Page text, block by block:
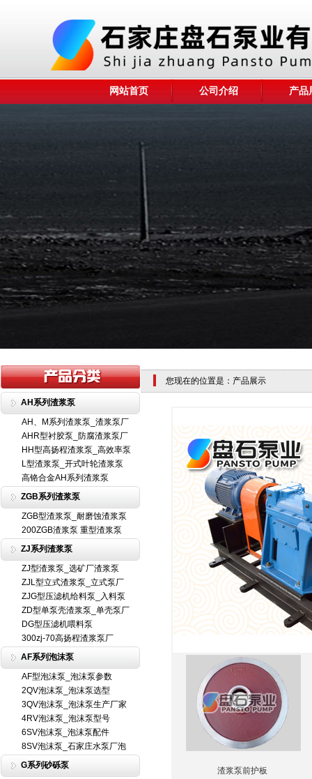
网站首页 公司介绍 产品
AH系列渣浆泵
AH、M系列渣浆泵_渣浆泵厂
AHR型衬胶泵_防腐渣浆泵厂
HH型高扬程渣浆泵_高效率泵
L型渣浆泵_开式叶轮渣浆泵
高铬合金AH系列渣浆泵
ZGB系列渣浆泵
ZGB型渣浆泵_耐磨蚀渣浆泵
200ZGB渣浆泵 重型渣浆泵
ZJ系列渣浆泵
ZJ型渣浆泵_选矿厂渣浆泵
ZJL型立式渣浆泵_立式泵厂
ZJG型压滤机给料泵_入料泵
ZD型单泵壳渣浆泵_单壳泵厂
DG型压滤机喂料泵
300zj-70高扬程渣浆泵厂
AF系列泡沫泵
AF型泡沫泵_泡沫泵参数
2QV泡沫泵_泡沫泵选型
3QV泡沫泵_泡沫泵生产厂家
4RV泡沫泵_泡沫泵型号
6SV泡沫泵_泡沫泵配件
8SV泡沫泵_石家庄水泵厂泡
G系列砂砾泵
您现在的位置是：产品展示
渣浆泵前护板